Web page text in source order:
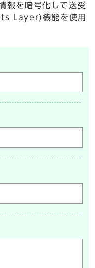
報を暗号化して送受
Layer)機能を使用